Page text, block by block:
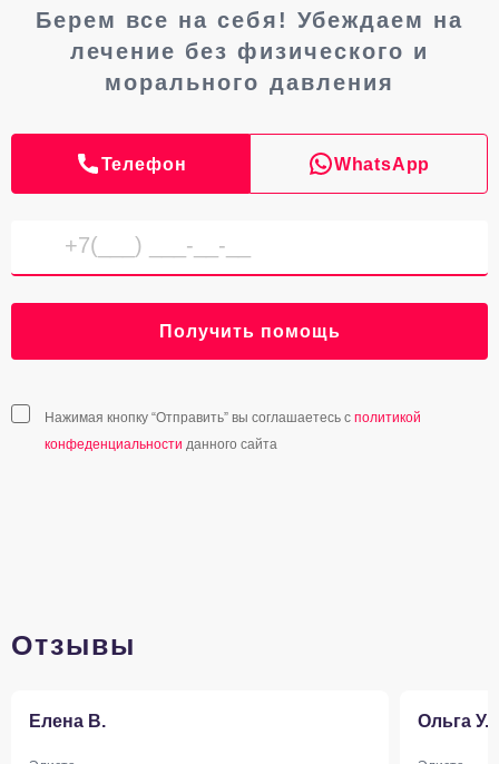
Берем все на себя! Убеждаем на
лечение без физического и
морального давления
Телефон WhatsApp
Получить помощь
Нажимая кнопку “Отправить” вы соглашаетесь с политикой
конфеденциальности данного сайта
Отзывы
Елена В. Ольга У.